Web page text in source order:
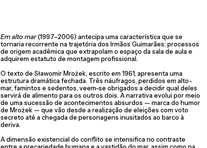
Em alto mar(1997–2006) antecipa uma característica que se
tornaria recorrente na trajetória dos Irmãos Guimarães: processos
de origem acadêmica que extrapolam o espaço da sala de aula e
adquirem estatuto de montagem profissional.
O texto de Sławomir Mrożek, escrito em 1961, apresenta uma
estrutura dramática fechada. Três náufragos, perdidos em alto-
mar, famintos e sedentos, veem-se obrigados a decidir qual deles
servirá de alimento para os outros dois. A narrativa evolui por meio
de uma sucessão de acontecimentos absurdos — marca do humor
de Mrożek — que vão desde a realização de eleições com voto
secreto até a chegada de personagens inusitados ao barco à
deriva.
A dimensão existencial do conflito se intensifica no contraste